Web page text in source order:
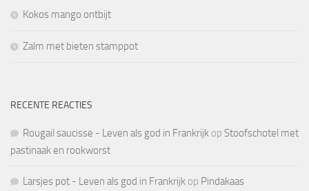
Kokos mango ontbijt
Zalm met bieten stamppot
RECENTE REACTIES
Rougail saucisse - Leven als god in Frankrijk op Stoofschotel met
pastinaak en rookworst
Larsjes pot - Leven als god in Frankrijk op Pindakaas